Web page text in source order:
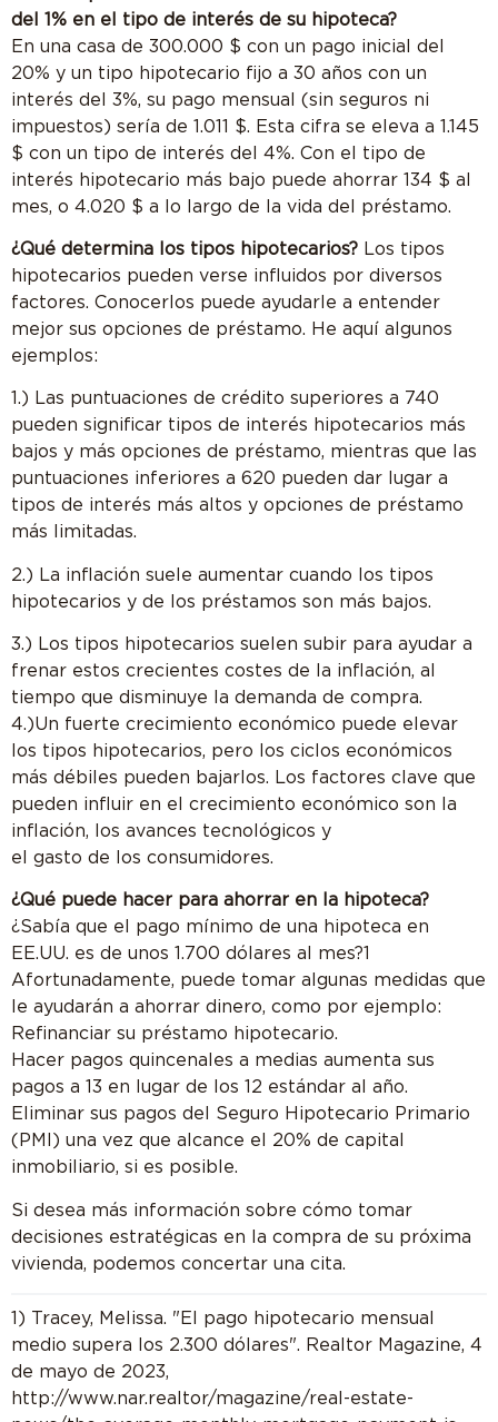
del 1% en el tipo de interés de su hipoteca?
En una casa de 300.000 $ con un pago inicial del
20% y un tipo hipotecario fijo a 30 años con un
interés del 3%, su pago mensual (sin seguros ni
impuestos) sería de 1.011 $. Esta cifra se eleva a 1.145
$ con un tipo de interés del 4%. Con el tipo de
interés hipotecario más bajo puede ahorrar 134 $ al
mes, o 4.020 $ a lo largo de la vida del préstamo.
¿Qué determina los tipos hipotecarios? Los tipos
hipotecarios pueden verse influidos por diversos
factores. Conocerlos puede ayudarle a entender
mejor sus opciones de préstamo. He aquí algunos
ejemplos:
1.) Las puntuaciones de crédito superiores a 740
pueden significar tipos de interés hipotecarios más
bajos y más opciones de préstamo, mientras que las
puntuaciones inferiores a 620 pueden dar lugar a
tipos de interés más altos y opciones de préstamo
más limitadas.
2.) La inflación suele aumentar cuando los tipos
hipotecarios y de los préstamos son más bajos.
3.) Los tipos hipotecarios suelen subir para ayudar a
frenar estos crecientes costes de la inflación, al
tiempo que disminuye la demanda de compra.
4.)Un fuerte crecimiento económico puede elevar
los tipos hipotecarios, pero los ciclos económicos
más débiles pueden bajarlos. Los factores clave que
pueden influir en el crecimiento económico son la
inflación, los avances tecnológicos y
el gasto de los consumidores.
¿Qué puede hacer para ahorrar en la hipoteca?
¿Sabía que el pago mínimo de una hipoteca en
EE.UU. es de unos 1.700 dólares al mes?1
Afortunadamente, puede tomar algunas medidas que
le ayudarán a ahorrar dinero, como por ejemplo:
Refinanciar su préstamo hipotecario.
Hacer pagos quincenales a medias aumenta sus
pagos a 13 en lugar de los 12 estándar al año.
Eliminar sus pagos del Seguro Hipotecario Primario
(PMI) una vez que alcance el 20% de capital
inmobiliario, si es posible.
Si desea más información sobre cómo tomar
decisiones estratégicas en la compra de su próxima
vivienda, podemos concertar una cita.
1) Tracey, Melissa. "El pago hipotecario mensual
medio supera los 2.300 dólares". Realtor Magazine, 4
de mayo de 2023,
http://www.nar.realtor/magazine/real-estate-